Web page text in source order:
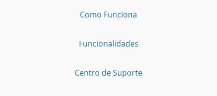
Como Funciona
Funcionalidades
Centro de Suporte